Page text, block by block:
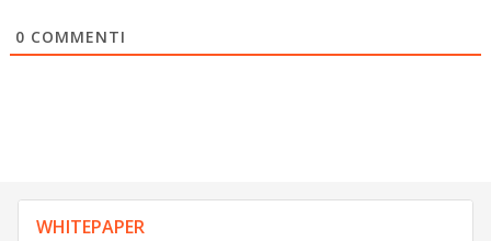
0 COMMENTI
WHITEPAPER